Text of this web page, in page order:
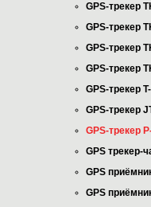
GPS-трекер
GPS-трекер
GPS-трекер
GPS-трекер
GPS-трекер
GPS-трекер
GPS-трекер
GPS трекер-
GPS
GPS